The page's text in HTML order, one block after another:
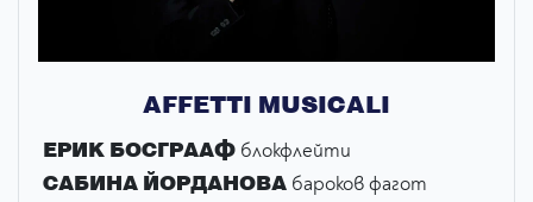
АFFETTI MUSICALI
EРИК БОСГРААФ блокфлейти
САБИНА ЙОРДАНОВА бароков фагот